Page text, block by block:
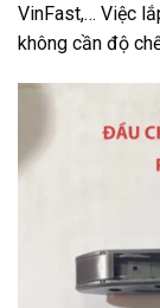
VinFast,… Việc
không cần độ